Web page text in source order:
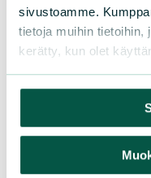
sivustoamme.
tietoja muihin tietoihin,
kerätty, kun olet
Lue lisää